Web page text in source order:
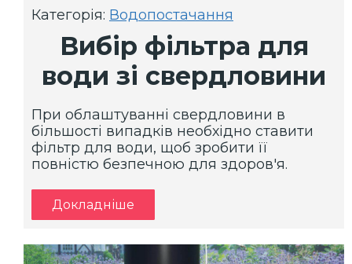
Категорія: Водопостачання
Вибір фільтра для
води зі свердловини
При облаштуванні свердловини в
більшості випадків необхідно ставити
фільтр для води, щоб зробити її
повністю безпечною для здоров'я.
Докладніше